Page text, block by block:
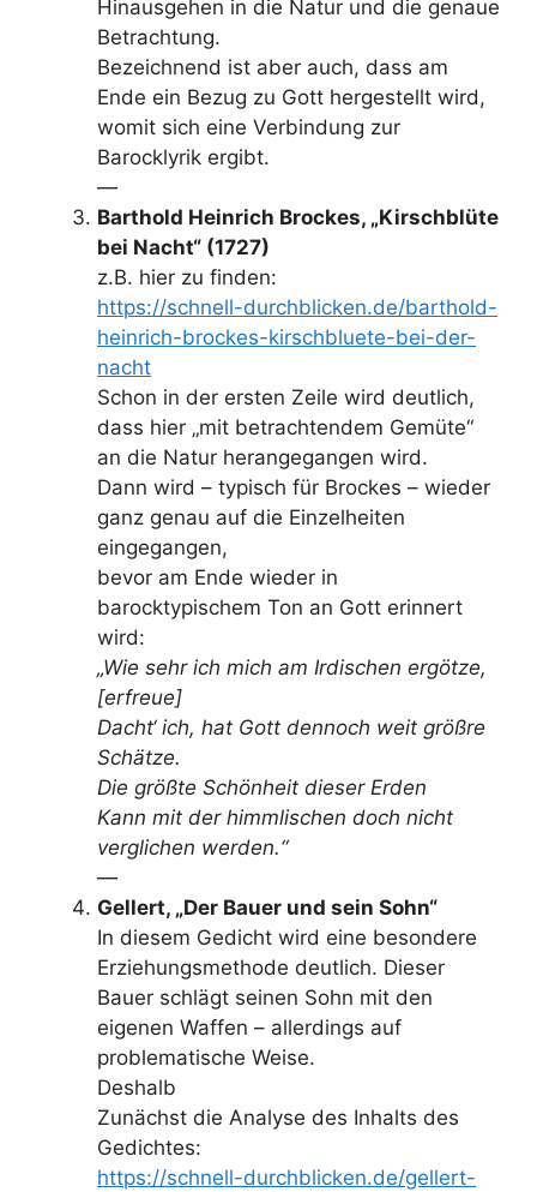
Hinausgehen in die Natur und die genaue
Betrachtung.
Bezeichnend ist aber auch, dass am
Ende ein Bezug zu Gott hergestellt wird,
womit sich eine Verbindung zur
Barocklyrik ergibt.
—
Barthold Heinrich Brockes, „Kirschblüte
bei Nacht“ (1727)
z.B. hier zu finden:
https://schnell-durchblicken.de/barthold-
heinrich-brockes-kirschbluete-bei-der-
nacht
Schon in der ersten Zeile wird deutlich,
dass hier „mit betrachtendem Gemüte“
an die Natur herangegangen wird.
Dann wird – typisch für Brockes – wieder
ganz genau auf die Einzelheiten
eingegangen,
bevor am Ende wieder in
barocktypischem Ton an Gott erinnert
wird:
„Wie sehr ich mich am Irdischen ergötze,
[erfreue]
Dacht‘ ich, hat Gott dennoch weit größre
Schätze.
Die größte Schönheit dieser Erden
Kann mit der himmlischen doch nicht
verglichen werden.“
—
Gellert, „Der Bauer und sein Sohn“
In diesem Gedicht wird eine besondere
Erziehungsmethode deutlich. Dieser
Bauer schlägt seinen Sohn mit den
eigenen Waffen – allerdings auf
problematische Weise.
Deshalb
Zunächst die Analyse des Inhalts des
Gedichtes:
https://schnell-durchblicken.de/gellert-